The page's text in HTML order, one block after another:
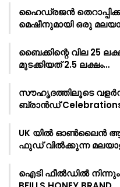
ഹൈഡ്രജൻ
മെഷീനുമായി ഒരു
ബൈക്കിന്റെ വില 25
മുടക്കിയത് 2.5 ലക്ഷം…
സൗഹൃദത്തിലൂടെ
ബ്രാൻഡ്
UK യിൽ ഓൺലൈൻ
ഫുഡ് വിൽക്കുന്ന
ഐടി ഫീൽഡിൽ നിന്നും